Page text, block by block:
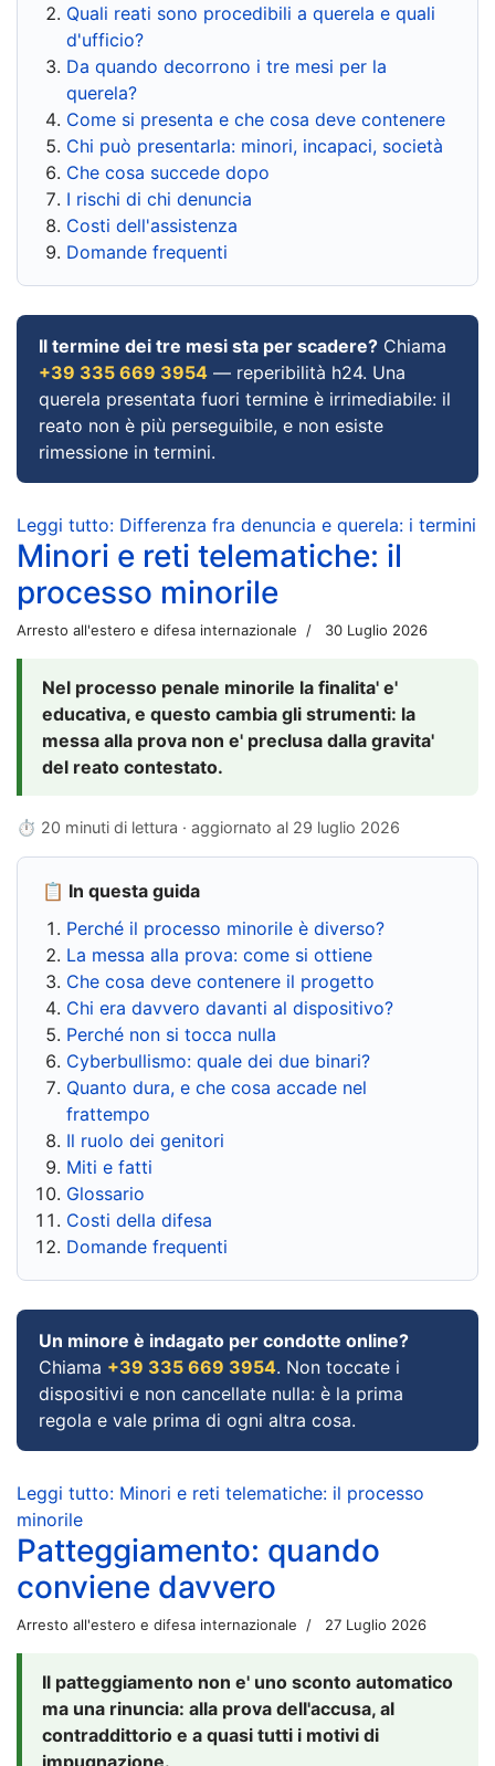
Quali reati sono procedibili a querela e quali
d'ufficio?
Da quando decorrono i tre mesi per la
querela?
Come si presenta e che cosa deve contenere
Chi può presentarla: minori, incapaci, società
Che cosa succede dopo
I rischi di chi denuncia
Costi dell'assistenza
Domande frequenti
Il termine dei tre mesi sta per scadere? Chiama
+39 335 669 3954 — reperibilità h24. Una
querela presentata fuori termine è irrimediabile: il
reato non è più perseguibile, e non esiste
rimessione in termini.
Leggi tutto: Differenza fra denuncia e querela: i termini
Minori e reti telematiche: il
processo minorile
Arresto all'estero e difesa internazionale 30 Luglio 2026
Nel processo penale minorile la finalita' e'
educativa, e questo cambia gli strumenti: la
messa alla prova non e' preclusa dalla gravita'
del reato contestato.
⏱ 20 minuti di lettura · aggiornato al 29 luglio 2026
📋 In questa guida
Perché il processo minorile è diverso?
La messa alla prova: come si ottiene
Che cosa deve contenere il progetto
Chi era davvero davanti al dispositivo?
Perché non si tocca nulla
Cyberbullismo: quale dei due binari?
Quanto dura, e che cosa accade nel
frattempo
Il ruolo dei genitori
Miti e fatti
Glossario
Costi della difesa
Domande frequenti
Un minore è indagato per condotte online?
Chiama +39 335 669 3954. Non toccate i
dispositivi e non cancellate nulla: è la prima
regola e vale prima di ogni altra cosa.
Leggi tutto: Minori e reti telematiche: il processo
minorile
Patteggiamento: quando
conviene davvero
Arresto all'estero e difesa internazionale 27 Luglio 2026
Il patteggiamento non e' uno sconto automatico
ma una rinuncia: alla prova dell'accusa, al
contraddittorio e a quasi tutti i motivi di
impugnazione.